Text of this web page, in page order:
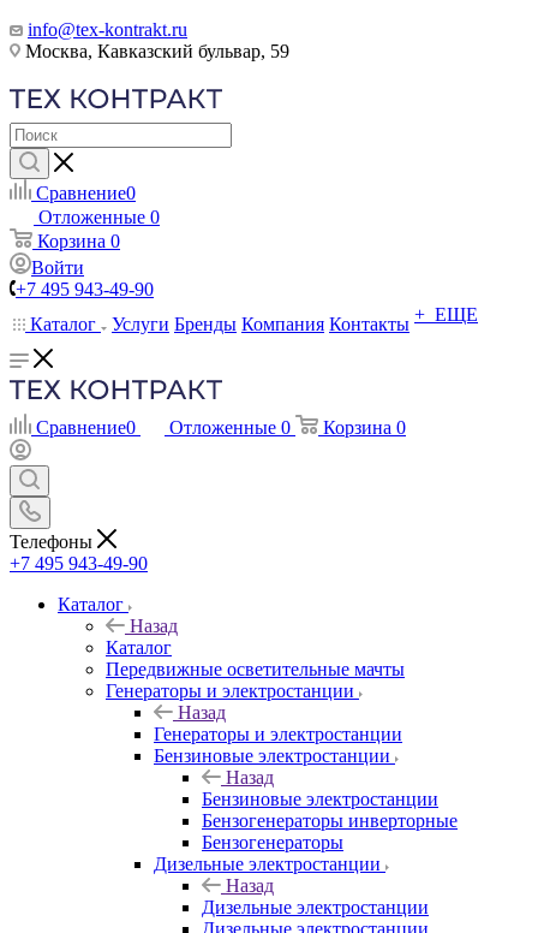
info@tex-kontrakt.ru
Москва, Кавказский бульвар, 59
Сравнение0
Отложенные 0
Корзина 0
Войти
+7 495 943-49-90
Каталог
Услуги Бренды Компания Контакты + ЕЩЕ
Сравнение0 Отложенные 0 Корзина 0
Телефоны
+7 495 943-49-90
Каталог
Назад
Каталог
Передвижные осветительные мачты
Генераторы и электростанции
Назад
Генераторы и электростанции
Бензиновые электростанции
Назад
Бензиновые электростанции
Бензогенераторы инверторные
Бензогенераторы
Дизельные электростанции
Назад
Дизельные электростанции
Дизельные электростанции